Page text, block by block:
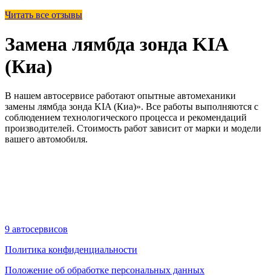
Читать все отзывы
Замена лямбда зонда KIA
(Киа)
В нашем автосервисе работают опытные автомеханики
замены лямбда зонда KIA (Киа)». Все работы выполняются с
соблюдением технологического процесса и рекомендаций
производителей. Стоимость работ зависит от марки и модели
вашего автомобиля.
9 автосервисов
Политика конфиденциальности
Положение об обработке персональных данных